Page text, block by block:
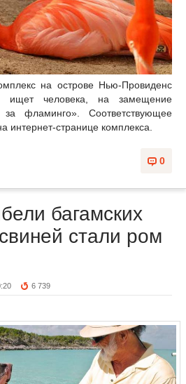
на острове Нью-Провиденс
ищет человека, на замещение
за фламинго». Соответствующее
интернет-странице комплекса.
0
багамских
стали ром
6 739